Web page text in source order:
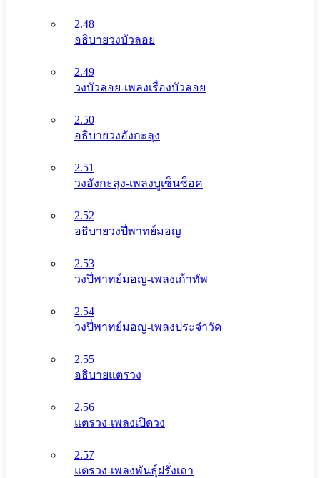
2.48
อธิบายวงบัวลอย
2.49
วงบัวลอย-เพลงเรื่องบัวลอย
2.50
อธิบายวงอังกะลุง
2.51
วงอังกะลุง-เพลงบูเซ็นซ็อค
2.52
อธิบายวงปี่พาทย์มอญ
2.53
วงปี่พาทย์มอญ-เพลงเก้าทัพ
2.54
วงปี่พาทย์มอญ-เพลงประจำวัด
2.55
อธิบายแตรวง
2.56
แตรวง-เพลงเปิดวง
2.57
แตรวง-เพลงพันธุ์ฝรั่งเถา